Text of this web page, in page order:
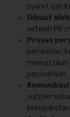
syarat dan
Dibuat oleh
setelah PR
Proses
pembelian,
perusahaan.
supplier